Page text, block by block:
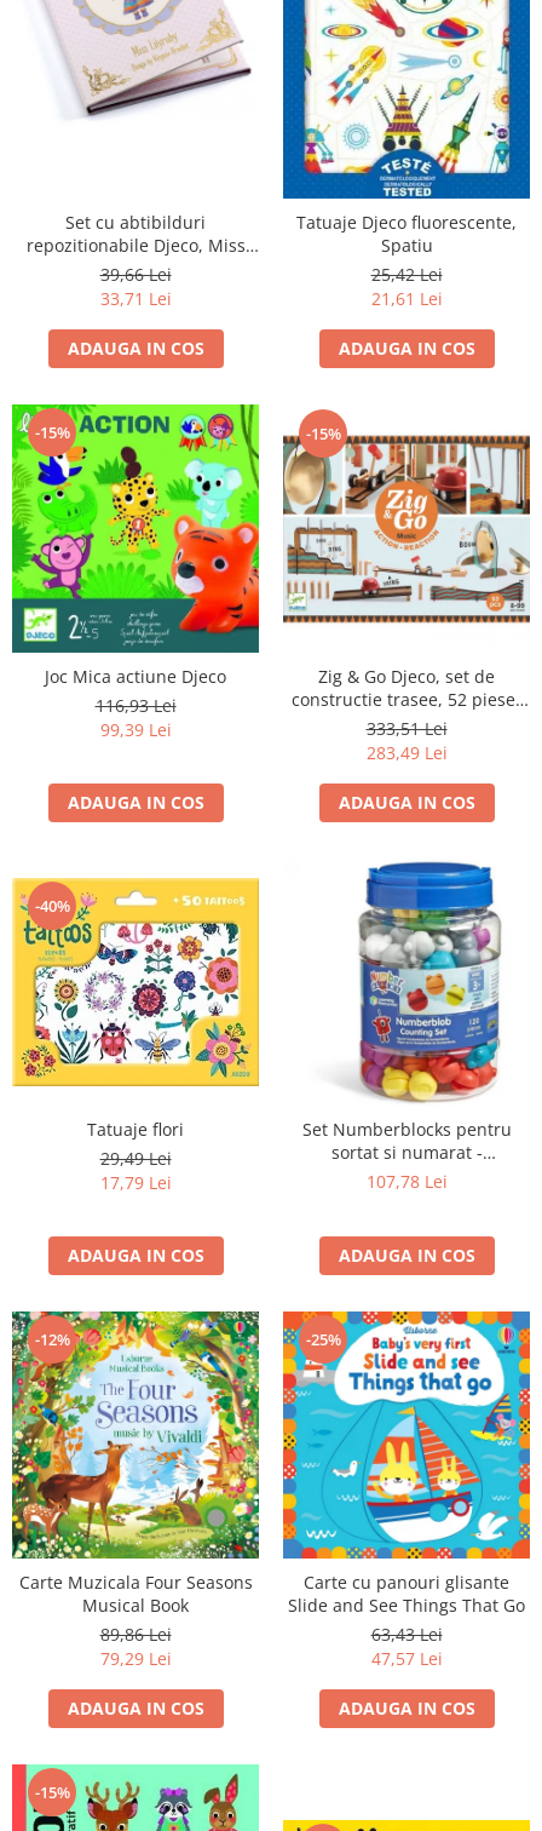
Set cu abtibilduri
repozitionabile Djeco, Miss
Lilyruby
39,66 Lei
33,71 Lei
ADAUGA IN COS
Tatuaje Djeco fluorescente,
Spatiu
25,42 Lei
21,61 Lei
ADAUGA IN COS
-15%
Joc Mica actiune Djeco
116,93 Lei
99,39 Lei
ADAUGA IN COS
-15%
Zig & Go Djeco, set de
constructie trasee, 52 piese-
Muzica
333,51 Lei
283,49 Lei
ADAUGA IN COS
-40%
Tatuaje flori
29,49 Lei
17,79 Lei
ADAUGA IN COS
Set Numberblocks pentru
sortat si numarat -
Numberblob
107,78 Lei
ADAUGA IN COS
-12%
Carte Muzicala Four Seasons
Musical Book
89,86 Lei
79,29 Lei
ADAUGA IN COS
-25%
Carte cu panouri glisante
Slide and See Things That Go
63,43 Lei
47,57 Lei
ADAUGA IN COS
-15%